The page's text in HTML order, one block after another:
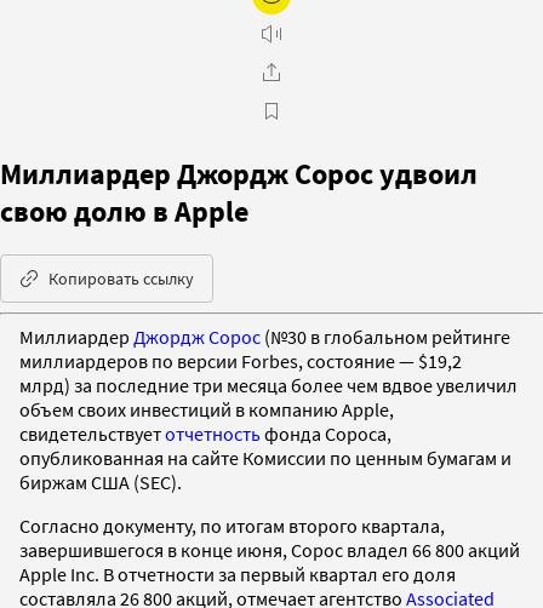
Миллиардер Джордж Сорос удвоил
свою долю в Apple
Копировать ссылку
Миллиардер Джордж Сорос (№30 в глобальном рейтинге
миллиардеров по версии Forbes, состояние — $19,2
млрд) за последние три месяца более чем вдвое увеличил
объем своих инвестиций в компанию Apple,
свидетельствуетотчетностьфонда Сороса,
опубликованная на сайте Комиссии по ценным бумагам и
биржам США (SEC).
Согласно документу, по итогам второго квартала,
завершившегося в конце июня, Сорос владел 66 800 акций
Apple Inc. В отчетности за первый квартал его доля
составляла 26 800 акций, отмечает агентство Associated